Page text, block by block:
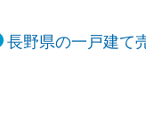
長野県の一戸建て